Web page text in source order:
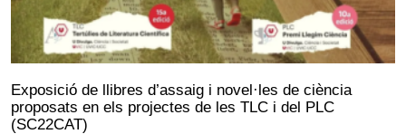
Exposició de llibres d’assaig i novel·les de ciència
proposats en els projectes de les TLC i del PLC
(SC22CAT)